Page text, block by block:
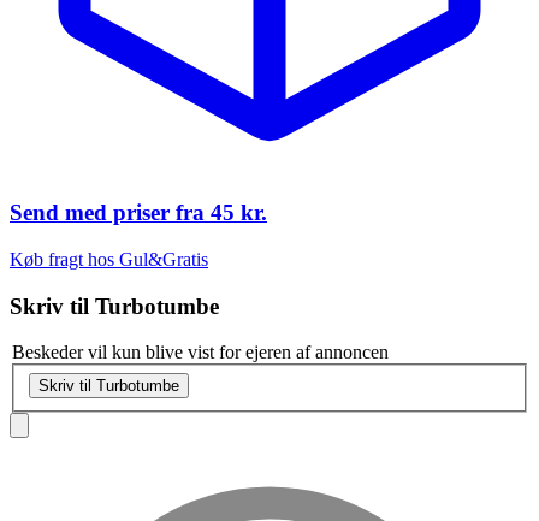
Send med priser fra 45 kr.
Køb fragt hos Gul&Gratis
Skriv til Turbotumbe
Beskeder vil kun blive vist for ejeren af annoncen
Skriv til Turbotumbe